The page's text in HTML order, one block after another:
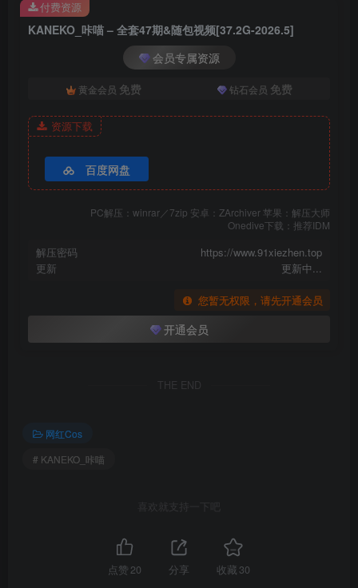
[3.31]
KANEKO_咔喵 – NO.026 埃吉尔女仆[37P-3V-2.4G]
KANEKO_咔喵 – NO.023 镇海 白旗袍[30P2V-693MB] 替换023
[3.29]
KANEKO_咔喵 – NO.025 异铁搜查官[64P-378M]
KANEKO_咔喵 – NO.024 碧蓝航线 可畏兔女郎[48P-2V-2.07G]
[3.6]
[2025.1.31]
KANEKO_咔喵 – NO.019 伊卡伊林·慈爱 [14P-196MB]
KANEKO_咔喵 – 全套47期&随包视频[37.2G-2026.5]
会员专属资源
黄金会员 免费 钻石会员 免费
资源下载
百度网盘
PC解压：winrar／7zip 安卓：ZArchiver 苹果：解压大师
Onedive下载：推荐IDM
解压密码
https://www.91xiezhen.top
更新
更新中...
您暂无权限，请先开通会员
开通会员
付费资源
THE END
网红Cos
# KANEKO_咔喵
喜欢就支持一下吧
点赞20 分享 收藏 30